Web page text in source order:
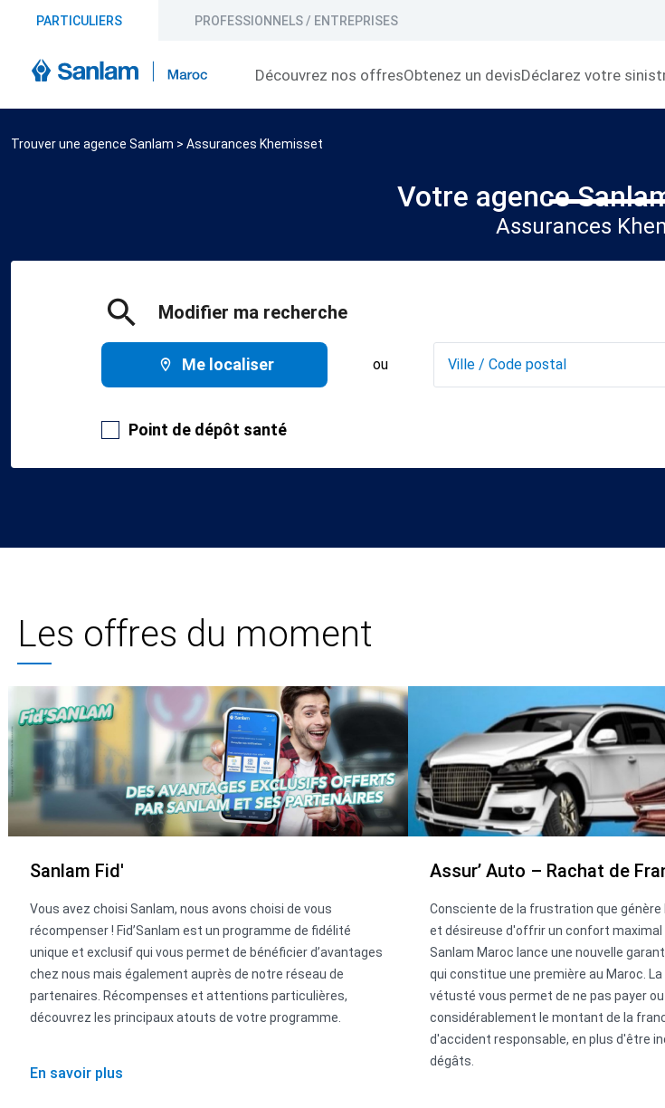
PARTICULIERS PROFESSIONNELS / ENTREPRISES
Découvrez nos offresObtenez un devisDéclarez votre
Trouver une agence Sanlam > Assurances Khemisset
Votre agence
Assurances
Modifier ma recherche
Me localiser ou
Point de dépôt santé
Les offres du moment
Sanlam Fid'
Vous avez choisi Sanlam, nous avons choisi de vous
récompenser ! Fid’Sanlam est un programme de fidélité
unique et exclusif qui vous permet de bénéficier d’avantages
chez nous mais également auprès de notre réseau de
partenaires. Récompenses et attentions particulières,
découvrez les principaux atouts de votre programme.
En savoir plus
Assur’ Auto – Rachat de
Consciente de la frustration que
et désireuse d'offrir un confort maximal
Sanlam Maroc lance une nouvelle
qui constitue une première au Maroc.
vétusté vous permet de ne pas payer
considérablement le montant de la
d'accident responsable, en plus d'être
dégâts.